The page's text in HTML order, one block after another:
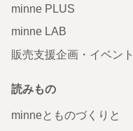
minne PLUS
minne LAB
販売支援企画・イベント
読みもの
minneとものづくりと